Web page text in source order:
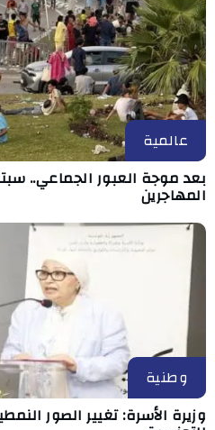
عالمية
بعد موجة العبور الجماعي..
المهاجرين
وطنية
وزيرة الأسرة: تغيير الصور